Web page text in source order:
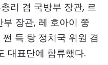
리 겸 국방부 장관, 르
장관, 레 호아이 쭝
득 탕 정치국 위원 겸
대표단에 합류했다.